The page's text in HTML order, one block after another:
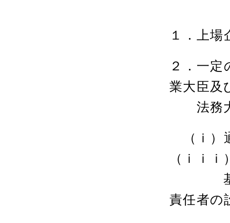
１．上
２．一
業大臣及
法務大
（ｉ）
（ｉｉ
基づ
責任者の